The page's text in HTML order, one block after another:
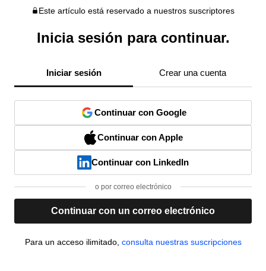
Este artículo está reservado a nuestros suscriptores
Inicia sesión para continuar.
Iniciar sesión Crear una cuenta
Continuar con Google
Continuar con Apple
Continuar con LinkedIn
o por correo electrónico
Continuar con un correo electrónico
Para un acceso ilimitado, consulta nuestras suscripciones